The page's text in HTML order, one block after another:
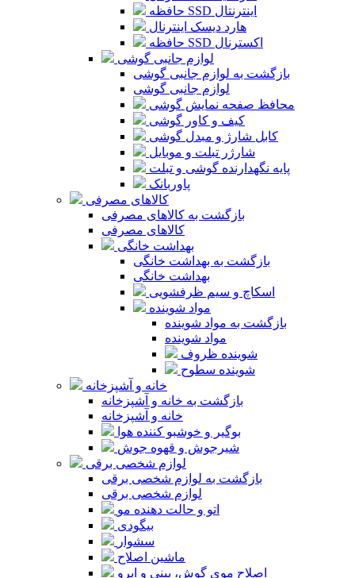
حافظه SSD اینترنتال
هارد دیسک اینترنال
حافظه SSD اکسترنال
لوازم جانبی گوشی
بازگشت به لوازم جانبی گوشی
لوازم جانبی گوشی
محافظ صفحه نمایش گوشی
کیف و کاور گوشی
کابل شارژ و مبدل گوشی
شارژر تبلت و موبایل
پایه نگهدارنده گوشی و تبلت
پاوربانک
کالاهای مصرفی
بازگشت به کالاهای مصرفی
کالاهای مصرفی
بهداشت خانگی
بازگشت به بهداشت خانگی
بهداشت خانگی
اسکاچ و سیم ظرفشویی
مواد شوینده
بازگشت به مواد شوینده
مواد شوینده
شوینده ظروف
شوینده سطوح
خانه و آشپزخانه
بازگشت به خانه و آشپزخانه
خانه و آشپزخانه
بوگیر و خوشبو کننده هوا
شیرجوش و قهوه جوش
لوازم شخصی برقی
بازگشت به لوازم شخصی برقی
لوازم شخصی برقی
اتو و حالت دهنده مو
بیگودی
سشوار
ماشین اصلاح
اصلاح موی گوش، بینی و ابرو